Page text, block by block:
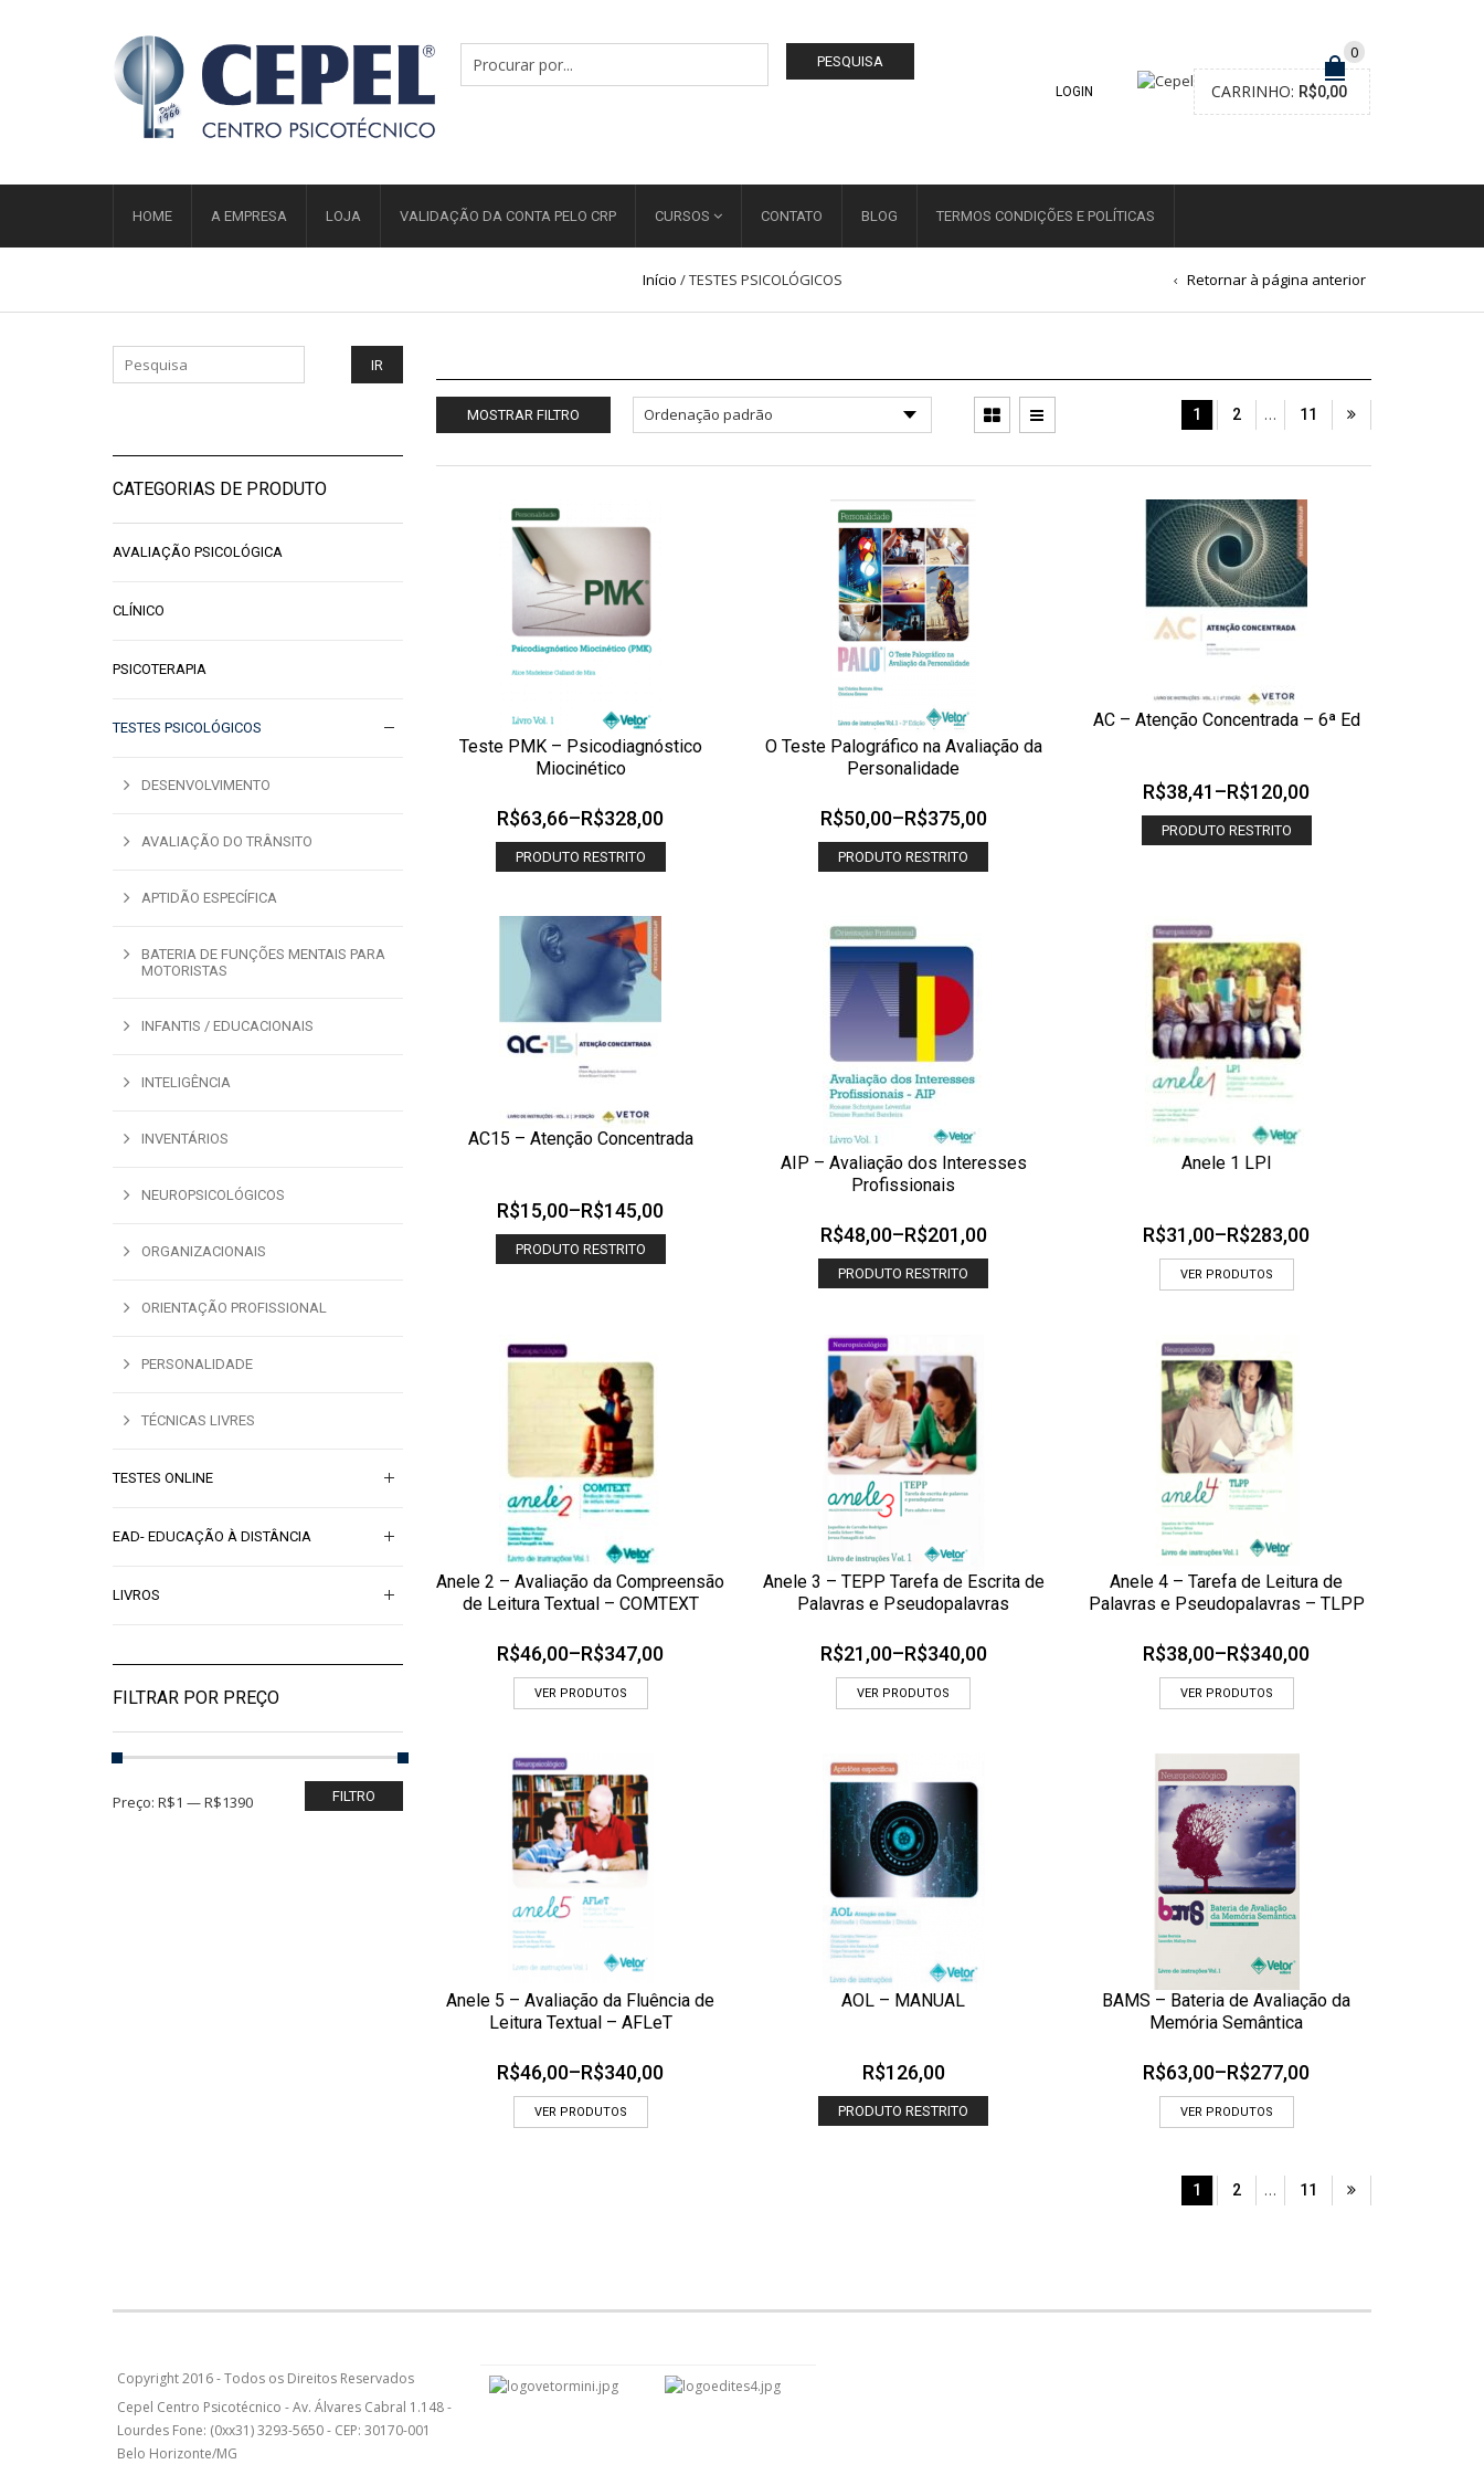
PESQUISA 0
CARRINHO: R$0,00
LOGIN
HOME A EMPRESA LOJA VALIDAÇÃO DA CONTA PELO CRP CURSOS CONTATO BLOG TERMOS CONDIÇÕES E POLÍTICAS
Início /TESTES PSICOLÓGICOS Retornar à página anterior
MOSTRAR FILTRO 1 2 … 11
ADICIONAR AOS MEUS DESEJOS
OLHADA RÁPIDA
Teste PMK – Psicodiagnóstico
Miocinético
R$63,66–R$328,00
PRODUTO RESTRITO
ADICIONAR AOS MEUS DESEJOS
OLHADA RÁPIDA
O Teste Palográfico na Avaliação da
Personalidade
R$50,00–R$375,00
PRODUTO RESTRITO
ADICIONAR AOS MEUS DESEJOS
AC – Atenção Concentrada – 6ª Ed
R$38,41–R$120,00
PRODUTO RESTRITO
ADICIONAR AOS MEUS DESEJOS
AC15 – Atenção Concentrada
R$15,00–R$145,00
PRODUTO RESTRITO
ADICIONAR AOS MEUS DESEJOS
OLHADA RÁPIDA
AIP – Avaliação dos Interesses
Profissionais
R$48,00–R$201,00
PRODUTO RESTRITO
ADICIONAR AOS MEUS DESEJOS
Anele 1 LPI
R$31,00–R$283,00
VER PRODUTOS
ADICIONAR AOS MEUS DESEJOS
OLHADA RÁPIDA
Anele 2 – Avaliação da Compreensão
de Leitura Textual – COMTEXT
R$46,00–R$347,00
VER PRODUTOS
ADICIONAR AOS MEUS DESEJOS
OLHADA RÁPIDA
Anele 3 – TEPP Tarefa de Escrita de
Palavras e Pseudopalavras
R$21,00–R$340,00
VER PRODUTOS
ADICIONAR AOS MEUS DESEJOS
OLHADA RÁPIDA
Anele 4 – Tarefa de Leitura de
Palavras e Pseudopalavras – TLPP
R$38,00–R$340,00
VER PRODUTOS
ADICIONAR AOS MEUS DESEJOS
OLHADA RÁPIDA
Anele 5 – Avaliação da Fluência de
Leitura Textual – AFLeT
R$46,00–R$340,00
VER PRODUTOS
ADICIONAR AOS MEUS DESEJOS
AOL – MANUAL
R$126,00
PRODUTO RESTRITO
ADICIONAR AOS MEUS DESEJOS
OLHADA RÁPIDA
BAMS – Bateria de Avaliação da
Memória Semântica
R$63,00–R$277,00
VER PRODUTOS
1 2 … 11
CATEGORIAS DE PRODUTO
AVALIAÇÃO PSICOLÓGICA
CLÍNICO
PSICOTERAPIA
TESTES PSICOLÓGICOS
DESENVOLVIMENTO
AVALIAÇÃO DO TRÂNSITO
APTIDÃO ESPECÍFICA
BATERIA DE FUNÇÕES MENTAIS PARA
MOTORISTAS
INFANTIS / EDUCACIONAIS
INTELIGÊNCIA
INVENTÁRIOS
NEUROPSICOLÓGICOS
ORGANIZACIONAIS
ORIENTAÇÃO PROFISSIONAL
PERSONALIDADE
TÉCNICAS LIVRES
TESTES ONLINE
EAD- EDUCAÇÃO À DISTÂNCIA
LIVROS
FILTRAR POR PREÇO
FILTRO
Preço: R$1 —R$1390
Copyright 2016 - Todos os Direitos Reservados
Cepel Centro Psicotécnico - Av. Álvares Cabral 1.148 -
Lourdes Fone: (0xx31) 3293-5650 - CEP: 30170-001
Belo Horizonte/MG